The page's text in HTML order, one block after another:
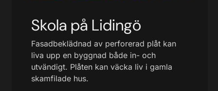
Skola på Lidingö
Fasadbeklädnad av perforerad plåt kan
liva upp en byggnad både in- och
utvändigt. Plåten kan väcka liv i gamla
skamfilade hus.